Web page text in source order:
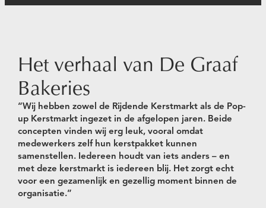
Het verhaal van De Graaf
Bakeries
“Wij hebben zowel de Rijdende Kerstmarkt als de Pop-
up Kerstmarkt ingezet in de afgelopen jaren. Beide
concepten vinden wij erg leuk, vooral omdat
medewerkers zelf hun kerstpakket kunnen
samenstellen. Iedereen houdt van iets anders – en
met deze kerstmarkt is iedereen blij. Het zorgt echt
voor een gezamenlijk en gezellig moment binnen de
organisatie.”